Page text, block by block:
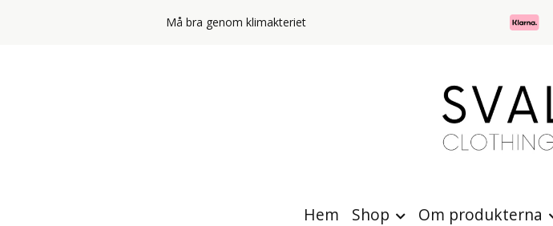
Må bra genom klimakteriet
Hem Shop Om produkterna